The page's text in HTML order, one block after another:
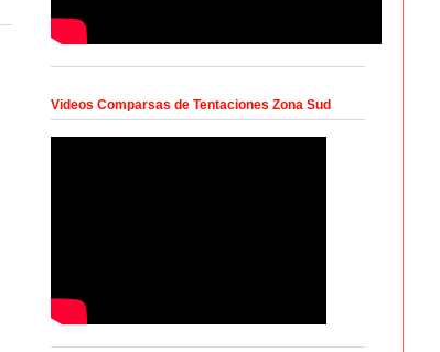
Videos Comparsas de Tentaciones Zona Sud